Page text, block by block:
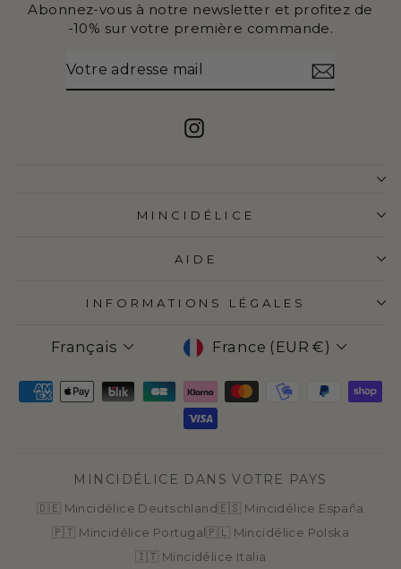
Abonnez-vous à notre newsletter et profitez de
-10% sur votre première commande.
ADRESSE
Instagram
MINCIDÉLICE
AIDE
INFORMATIONS LÉGALES
LANGUE
Français DEVISE
France (EUR €)
MINCIDÉLICE DANS VOTRE PAYS
🇩🇪 Mincidélice Deutschland🇪🇸 Mincidélice España
🇵🇹 Mincidélice Portugal🇵🇱 Mincidélice Polska
🇮🇹 Mincidélice Italia